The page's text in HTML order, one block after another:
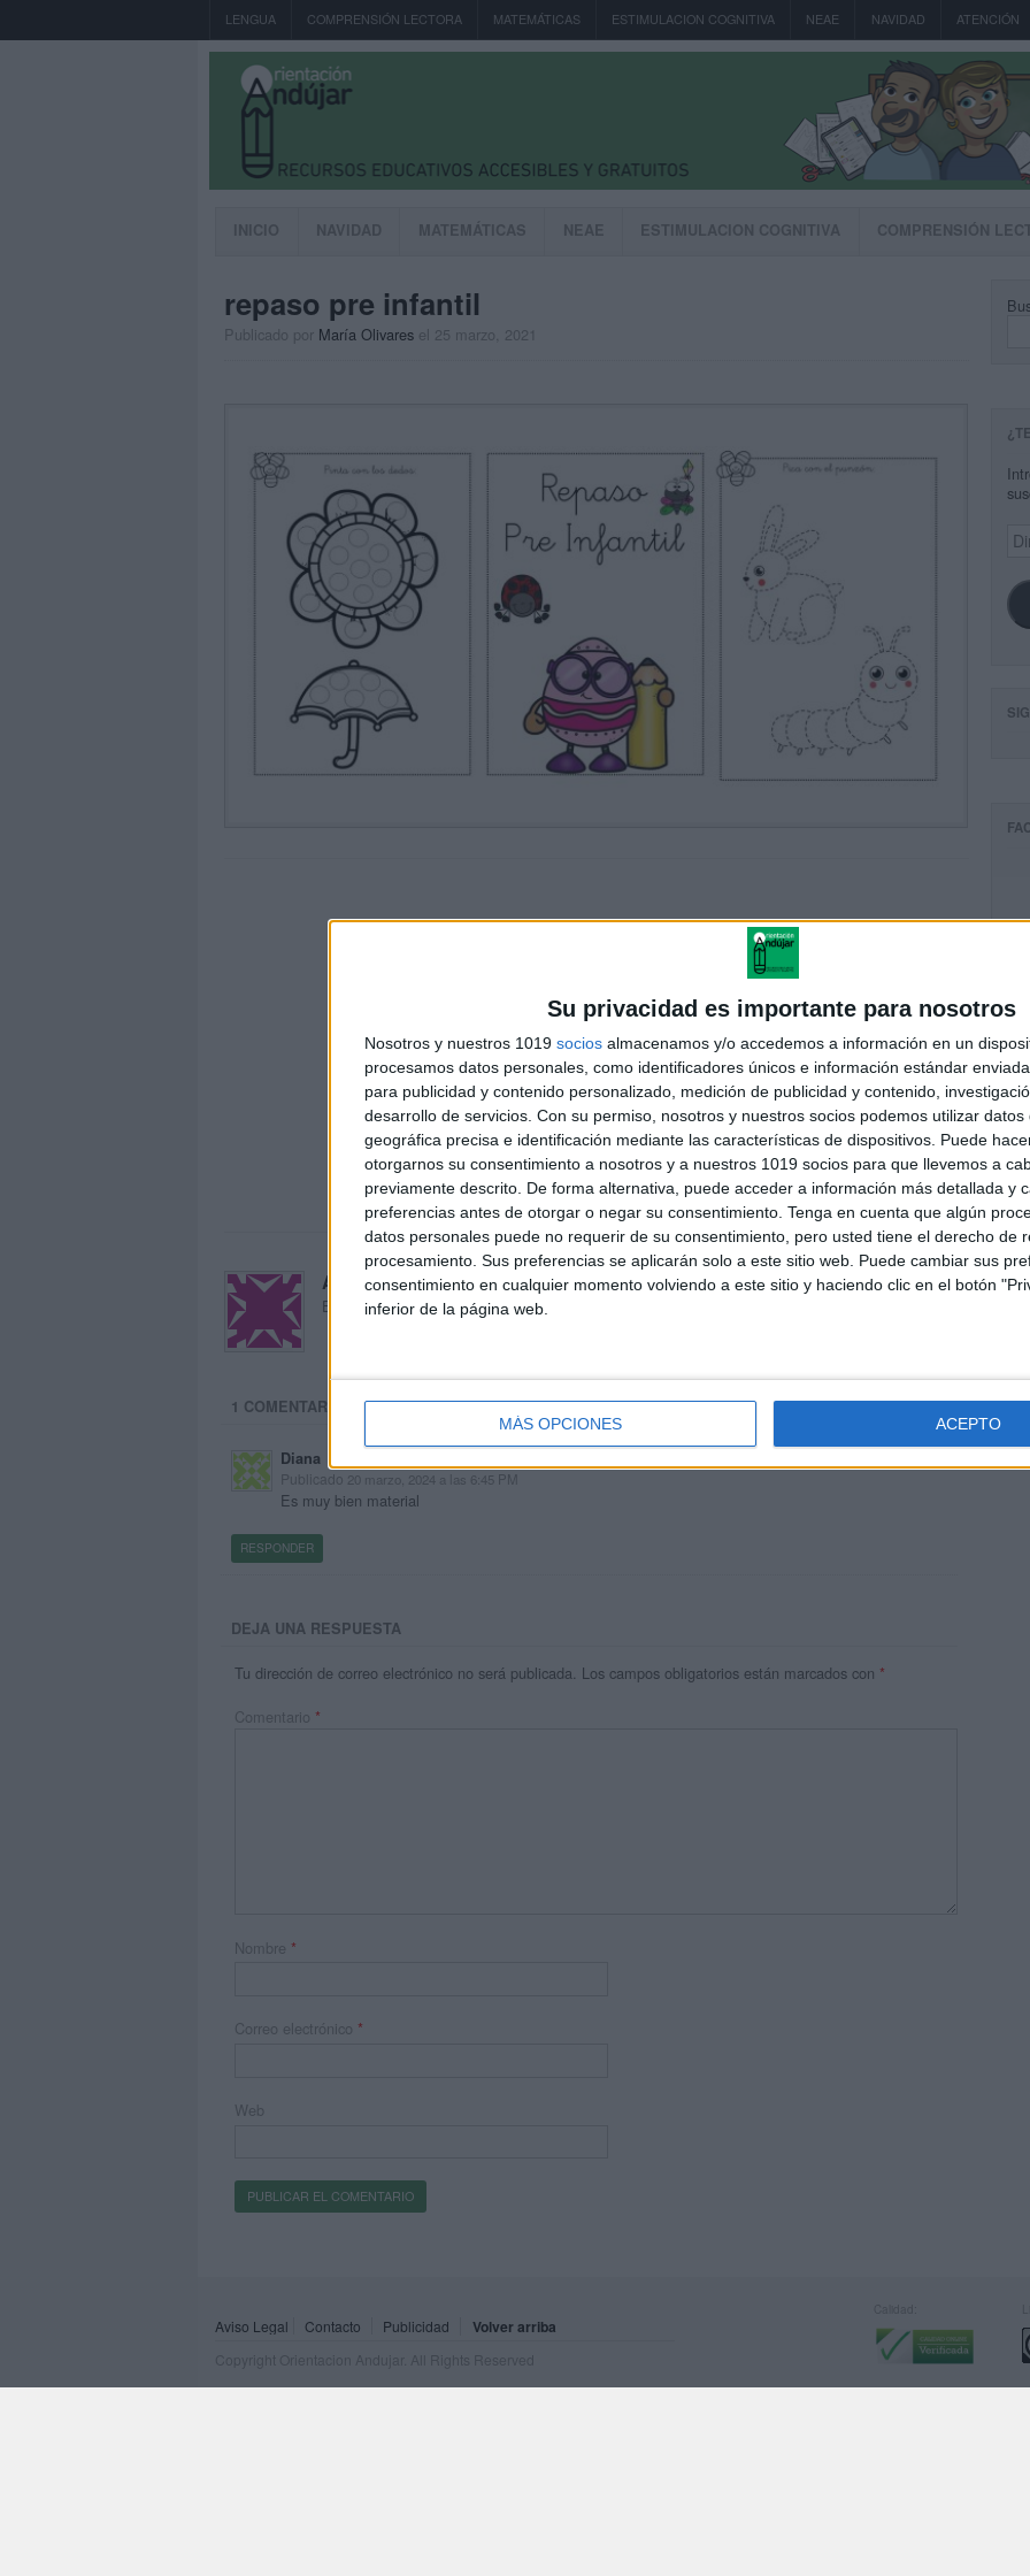
Su privacidad es importante para nosotros
Nosotros y nuestros 1019 socios almacenamos y/o accedemos a información en un
procesamos datos personales, como identificadores únicos e información estándar
para publicidad y contenido personalizado, medición de publicidad y contenido,
desarrollo de servicios. Con su permiso, nosotros y nuestros socios podemos utilizar datos
geográfica precisa e identificación mediante las características de dispositivos. Puede
otorgarnos su consentimiento a nosotros y a nuestros 1019 socios para que llevemos a
previamente descrito. De forma alternativa, puede acceder a información más detallada y
preferencias antes de otorgar o negar su consentimiento. Tenga en cuenta que algún
datos personales puede no requerir de su consentimiento, pero usted tiene el derecho de
procesamiento. Sus preferencias se aplicarán solo a este sitio web. Puede cambiar sus
consentimiento en cualquier momento volviendo a este sitio y haciendo clic en el botón
inferior de la página web.
MÁS OPCIONES ACEPTO
LENGUA COMPRENSIÓN LECTORA MATEMÁTICAS ESTIMULACION COGNITIVA NEAE NAVIDAD ATENCIÓN
INICIO NAVIDAD MATEMÁTICAS NEAE ESTIMULACION COGNITIVA COMPRENSIÓN
repaso pre infantil
Publicado por María Olivares el 25 marzo, 2021
Acerca de María Olivares
El autor no ha proporcionado ninguna información.
1 COMENTARIO
Diana
Publicado 20 marzo, 2024 a las 6:45 PM
Es muy bien material
RESPONDER
DEJA UNA RESPUESTA
Tu dirección de correo electrónico no será publicada. Los campos obligatorios están marcados con *
Comentario *
Nombre *
Correo electrónico *
Web
de
Aviso Legal Contacto Publicidad Volver arriba